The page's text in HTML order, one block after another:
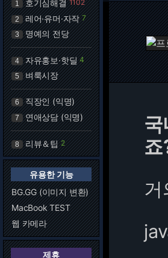
1 호기심해결 1102
2 레어·유머·자작 7
3 명예의 전당
4 자유홍보·핫딜 4
5 벼룩시장
6 직장인 (익명)
7 연애상담 (익명)
8 리뷰＆팁 2
유용한 기능
BG.GG (이미지 변환)
MacBook TEST
웹 카메라
제휴
죠
거